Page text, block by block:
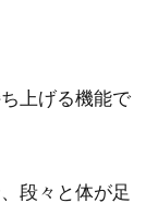
上げる機能で
段々と体が足